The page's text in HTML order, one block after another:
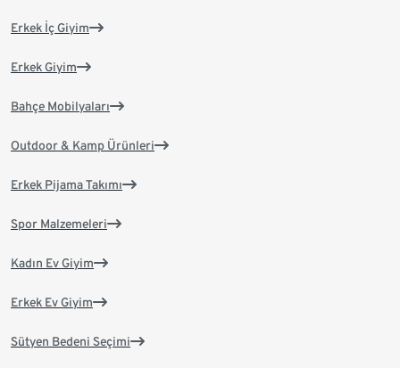
Erkek İç Giyim
Erkek Giyim
Bahçe Mobilyaları
Outdoor & Kamp Ürünleri
Erkek Pijama Takımı
Spor Malzemeleri
Kadın Ev Giyim
Erkek Ev Giyim
Sütyen Bedeni Seçimi